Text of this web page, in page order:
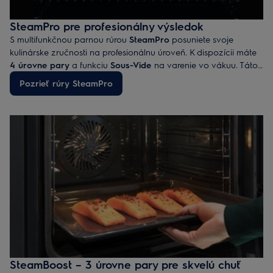
SteamPro pre profesionálny výsledok
S multifunkčnou parnou rúrou SteamPro posuniete svoje
kulinárske zručnosti na profesionálnu úroveň. K dispozícii máte
4 úrovne pary a funkciu Sous-Vide na varenie vo vákuu. Táto
rúra je ideálna na dusenie, pečenie mäsa, rýb, chleba i koláčov,
varenie ryže a knedlí, kysnutie cesta, zaváranie, sušenie aj
Pozrieť rúry SteamPro
SteamBoost – 3 úrovne pary pre skvelú chuť